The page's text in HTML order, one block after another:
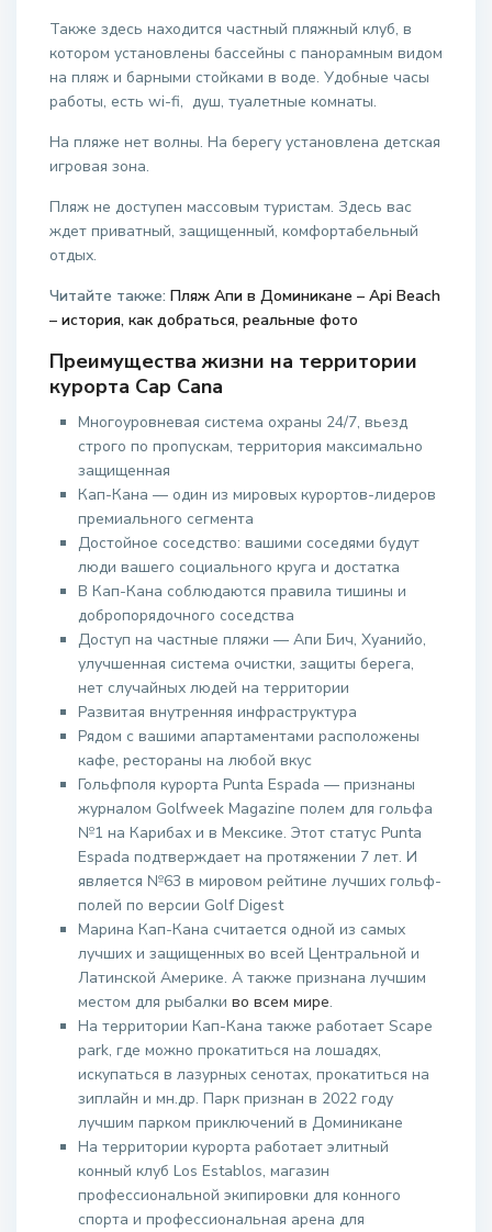
Также здесь находится частный пляжный клуб, в
котором установлены бассейны с панорамным видом
на пляж и барными стойками в воде. Удобные часы
работы, есть wi-fi, душ, туалетные комнаты.
На пляже нет волны. На берегу установлена детская
игровая зона.
Пляж не доступен массовым туристам. Здесь вас
ждет приватный, защищенный, комфортабельный
отдых.
Читайте также: Пляж Апи в Доминикане – Api Beach
– история, как добраться, реальные фото
Преимущества жизни на территории
курорта Cap Cana
Многоуровневая система охраны 24/7, вьезд
строго по пропускам, территория максимально
защищенная
Кап-Кана — один из мировых курортов-лидеров
премиального сегмента
Достойное соседство: вашими соседями будут
люди вашего социального круга и достатка
В Кап-Кана соблюдаются правила тишины и
добропорядочного соседства
Доступ на частные пляжи — Апи Бич, Хуанийо,
улучшенная система очистки, защиты берега,
нет случайных людей на территории
Развитая внутренняя инфраструктура
Рядом с вашими апартаментами расположены
кафе, рестораны на любой вкус
Гольфполя курорта Punta Espada — признаны
журналом Golfweek Magazine полем для гольфа
№1 на Карибах и в Мексике. Этот статус Punta
Espada подтверждает на протяжении 7 лет. И
является №63 в мировом рейтине лучших гольф-
полей по версии Golf Digest
Марина Кап-Кана считается одной из самых
лучших и защищенных во всей Центральной и
Латинской Америке. А также признана лучшим
местом для рыбалки во всем мире.
На территории Кап-Кана также работает Scape
park, где можно прокатиться на лошадях,
искупаться в лазурных сенотах, прокатиться на
зиплайн и мн.др. Парк признан в 2022 году
лучшим парком приключений в Доминикане
На территории курорта работает элитный
конный клуб Los Establos, магазин
профессиональной экипировки для конного
спорта и профессиональная арена для